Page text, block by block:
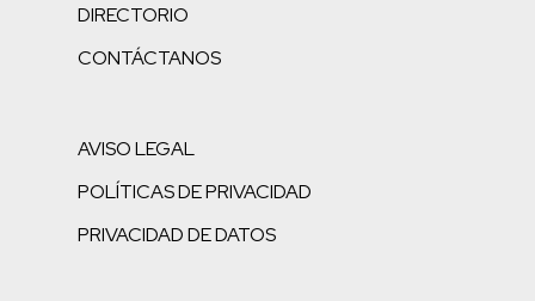
DIRECTORIO
CONTÁCTANOS
AVISO LEGAL
POLÍTICAS DE PRIVACIDAD
PRIVACIDAD DE DATOS